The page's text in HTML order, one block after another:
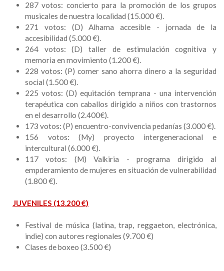
287 votos: concierto para la promoción de los grupos
musicales de nuestra localidad (15.000 €).
271 votos: (D) Alhama accesible - jornada de la
accesibilidad (5.000 €).
264 votos: (D) taller de estimulación cognitiva y
memoria en movimiento (1.200 €).
228 votos: (P) comer sano ahorra dinero a la seguridad
social (1.500 €).
225 votos: (D) equitación temprana - una intervención
terapéutica con caballos dirigido a niños con trastornos
en el desarrollo (2.400€).
173 votos: (P) encuentro-convivencia pedanías (3.000 €).
156 votos: (My) proyecto intergeneracional e
intercultural (6.000 €).
117 votos: (M) Valkiria - programa dirigido al
empderamiento de mujeres en situación de vulnerabilidad
(1.800 €).
JUVENILES (13.200 €)
Festival de música (latina, trap, reggaeton, electrónica,
indie) con autores regionales (9.700 €)
Clases de boxeo (3.500 €)